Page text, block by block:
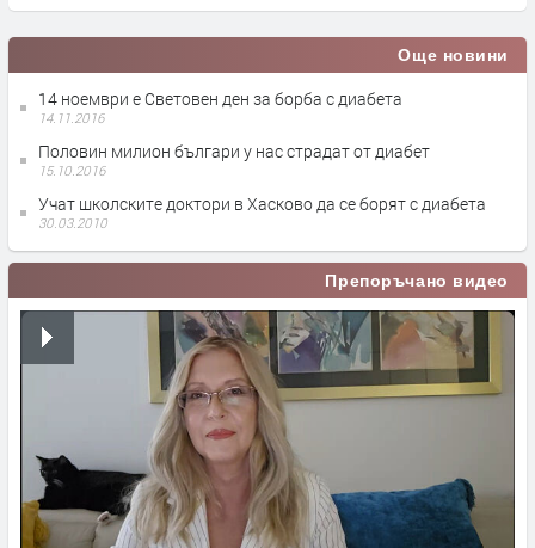
Още новини
14 ноември е Световен ден за борба с диабета
14.11.2016
Половин милион българи у нас страдат от диабет
15.10.2016
Учат школските доктори в Хасково да се борят с диабета
30.03.2010
Препоръчано видео